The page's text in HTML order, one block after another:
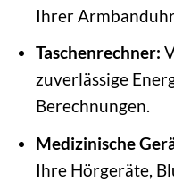
Ihrer
Taschenrechner:
zuverlässige
Berechnungen.
Medizinische
Ihre Hörgeräte,